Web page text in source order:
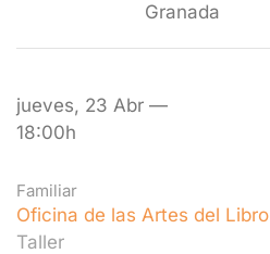
Granada
jueves, 23 Abr —
18:00h
Familiar
Oficina de las Artes del Libro
Taller